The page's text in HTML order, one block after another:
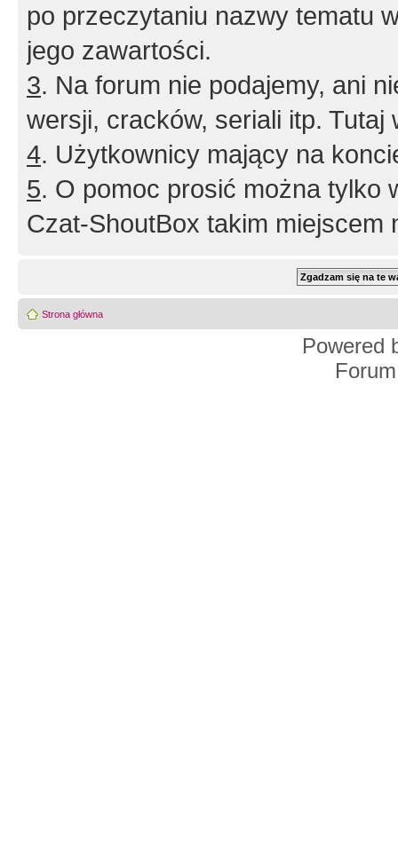
po przeczytaniu nazwy tematu
jego zawartości.
3. Na forum nie podajemy, ani
wersji, cracków, seriali itp. Tutaj
4. Użytkownicy mający na
5. O pomoc prosić można tylko
Czat-ShoutBox takim miejscem
Strona główna
Powered